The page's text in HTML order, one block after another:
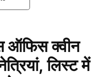
फिल्मों में भी मचा
ऑफिस क्वीन
लिस्ट में